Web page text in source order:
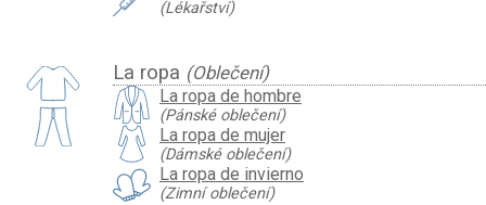
(Lékařství)
La ropa (Oblečení)
La ropa de hombre
(Pánské oblečení)
La ropa de mujer
(Dámské oblečení)
La ropa de invierno
(Zimní oblečení)